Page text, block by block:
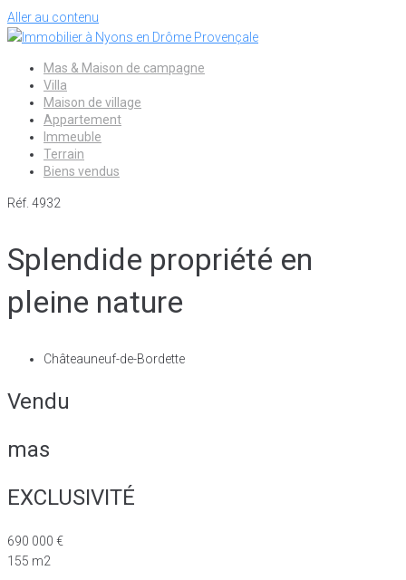
Aller au contenu
Mas & Maison de campagne
Villa
Maison de village
Appartement
Immeuble
Terrain
Biens vendus
Réf. 4932
Splendide propriété en
pleine nature
Châteauneuf-de-Bordette
Vendu
mas
EXCLUSIVITÉ
690 000 €
155 m2